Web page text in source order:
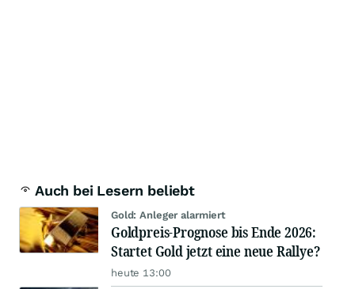
Auch bei Lesern beliebt
Gold: Anleger alarmiert
Goldpreis-Prognose bis Ende 2026:
Startet Gold jetzt eine neue Rallye?
heute 13:00